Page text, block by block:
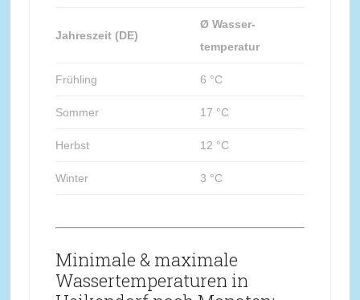
Jahreszeit (DE)
Ø Wasser-
temperatur
Frühling 6 °C
Sommer 17 °C
Herbst 12 °C
Winter 3 °C
Minimale & maximale
Wassertemperaturen in